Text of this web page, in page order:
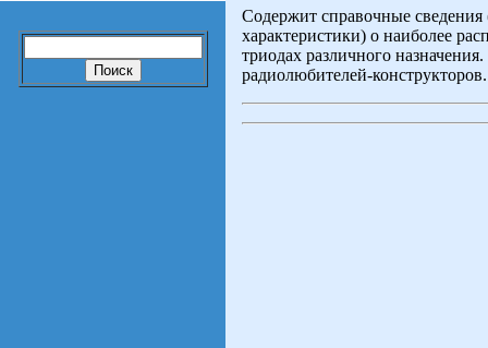
Содержит справочные
характеристики) о наиболее
триодах различного
радиолюбителей-конструкторов.